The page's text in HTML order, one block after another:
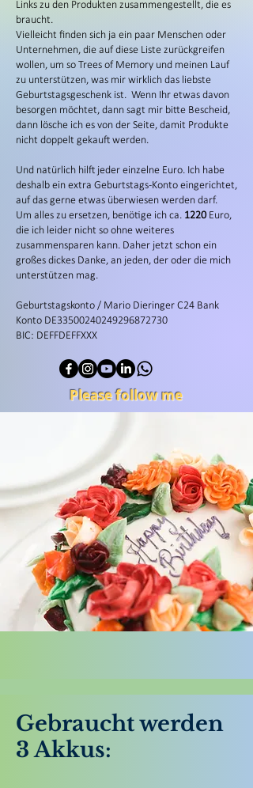
Links zu den Produkten zusammengestellt, die es
braucht.
Vielleicht finden sich ja ein paar Menschen oder
Unternehmen, die auf diese Liste zurückgreifen
wollen, um so Trees of Memory und meinen Lauf
zu unterstützen, was mir wirklich das liebste
Geburtstagsgeschenk ist. Wenn Ihr etwas davon
besorgen möchtet, dann sagt mir bitte Bescheid,
dann lösche ich es von der Seite, damit Produkte
nicht doppelt gekauft werden.
Und natürlich hilft jeder einzelne Euro. Ich habe
deshalb ein extra Geburtstags-Konto eingerichtet,
auf das gerne etwas überwiesen werden darf.
Um alles zu ersetzen, benötige ich ca. 1220 Euro,
die ich leider nicht so ohne weiteres
zusammensparen kann. Daher jetzt schon ein
großes dickes Danke, an jeden, der oder die mich
unterstützen mag.
Geburtstagskonto / Mario Dieringer C24 Bank
Konto DE33500240249296872730
BIC: DEFFDEFFXXX
Please follow me
Gebraucht werden
3 Akkus: